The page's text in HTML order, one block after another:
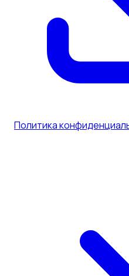
Политика